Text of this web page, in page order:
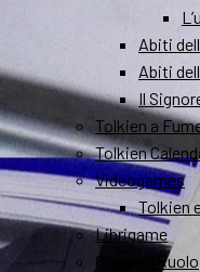
Abiti
Abiti
Il
Tolkien a
Tolkien
Videogames
Tolkien
Librigame
Gioco di Ruolo